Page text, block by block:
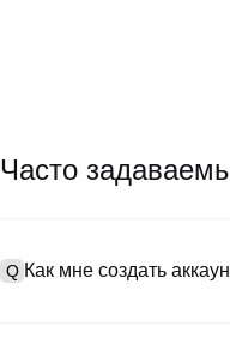
Часто
Q Как мне создать